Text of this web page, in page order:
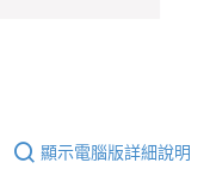
顯示電腦版詳細說明